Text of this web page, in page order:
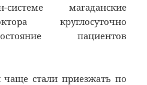
системе магаданские
круглосуточно
пациентов
стали приезжать по